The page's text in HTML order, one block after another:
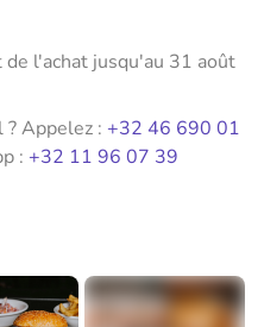
l'achat jusqu'au 31 août
? Appelez : +32 46 690 01
: +32 11 96 07 39